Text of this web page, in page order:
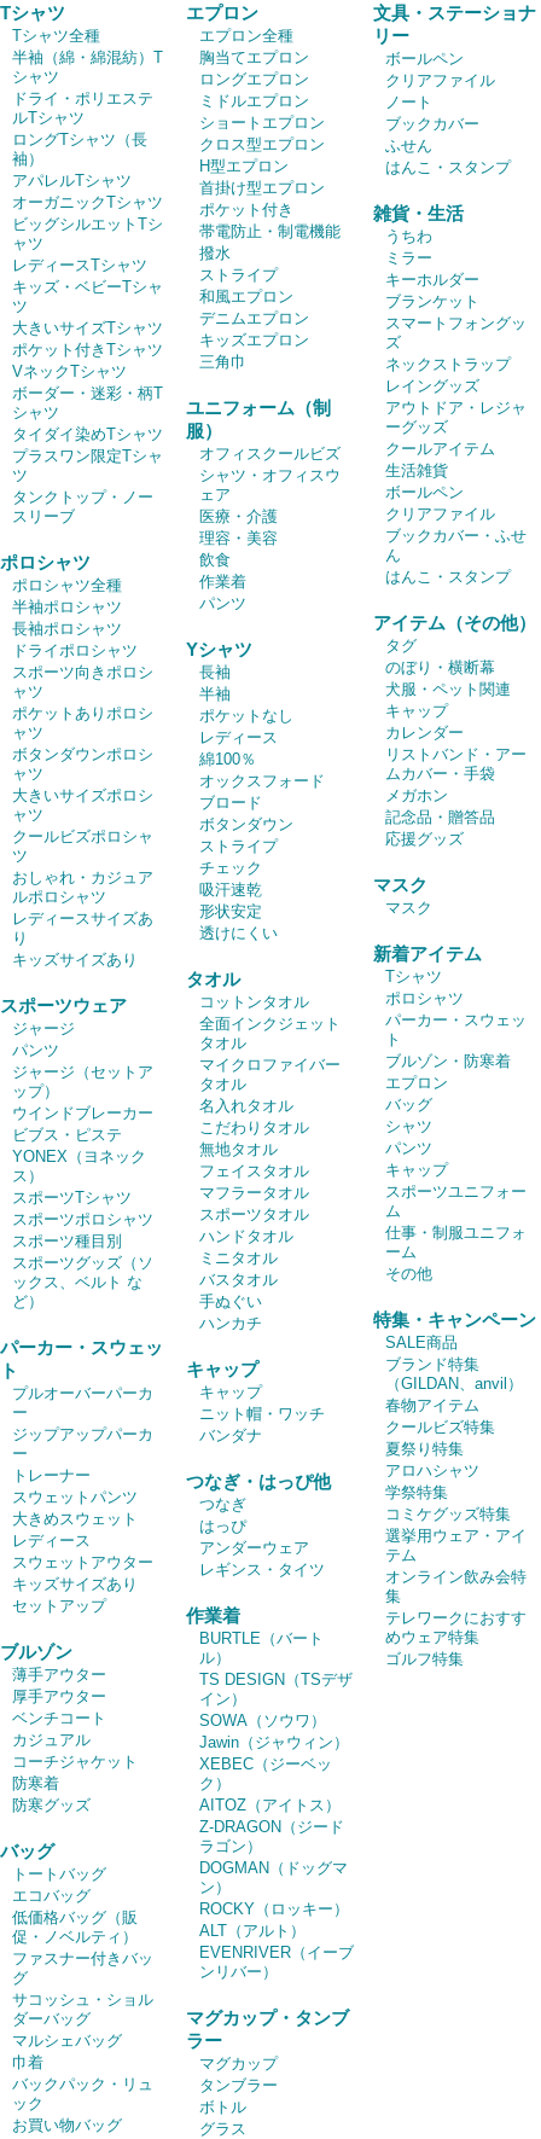
Tシャツ
Tシャツ全種
半袖（綿・綿混紡）T
シャツ
ドライ・ポリエステ
ルTシャツ
ロングTシャツ（長
袖）
アパレルTシャツ
オーガニックTシャツ
ビッグシルエットTシ
ャツ
レディースTシャツ
キッズ・ベビーTシャ
ツ
大きいサイズTシャツ
ポケット付きTシャツ
VネックTシャツ
ボーダー・迷彩・柄T
シャツ
タイダイ染めTシャツ
プラスワン限定Tシャ
ツ
タンクトップ・ノー
スリーブ
ポロシャツ
ポロシャツ全種
半袖ポロシャツ
長袖ポロシャツ
ドライポロシャツ
スポーツ向きポロシ
ャツ
ポケットありポロシ
ャツ
ボタンダウンポロシ
ャツ
大きいサイズポロシ
ャツ
クールビズポロシャ
ツ
おしゃれ・カジュア
ルポロシャツ
レディースサイズあ
り
キッズサイズあり
スポーツウェア
ジャージ
パンツ
ジャージ（セットア
ップ）
ウインドブレーカー
ビブス・ピステ
YONEX（ヨネック
ス）
スポーツTシャツ
スポーツポロシャツ
スポーツ種目別
スポーツグッズ（ソ
ックス、ベルト な
ど）
パーカー・スウェッ
ト
プルオーバーパーカ
ー
ジップアップパーカ
ー
トレーナー
スウェットパンツ
大きめスウェット
レディース
スウェットアウター
キッズサイズあり
セットアップ
ブルゾン
薄手アウター
厚手アウター
ベンチコート
カジュアル
コーチジャケット
防寒着
防寒グッズ
バッグ
トートバッグ
エコバッグ
低価格バッグ（販
促・ノベルティ）
ファスナー付きバッ
グ
サコッシュ・ショル
ダーバッグ
マルシェバッグ
巾着
バックパック・リュ
ック
お買い物バッグ
エプロン
エプロン全種
胸当てエプロン
ロングエプロン
ミドルエプロン
ショートエプロン
クロス型エプロン
H型エプロン
首掛け型エプロン
ポケット付き
帯電防止・制電機能
撥水
ストライプ
和風エプロン
デニムエプロン
キッズエプロン
三角巾
ユニフォーム（制
服）
オフィスクールビズ
シャツ・オフィスウ
ェア
医療・介護
理容・美容
飲食
作業着
パンツ
Yシャツ
長袖
半袖
ポケットなし
レディース
綿100％
オックスフォード
ブロード
ボタンダウン
ストライプ
チェック
吸汗速乾
形状安定
透けにくい
タオル
コットンタオル
全面インクジェット
タオル
マイクロファイバー
タオル
名入れタオル
こだわりタオル
無地タオル
フェイスタオル
マフラータオル
スポーツタオル
ハンドタオル
ミニタオル
バスタオル
手ぬぐい
ハンカチ
キャップ
キャップ
ニット帽・ワッチ
バンダナ
つなぎ・はっぴ他
つなぎ
はっぴ
アンダーウェア
レギンス・タイツ
作業着
BURTLE（バート
ル）
TS DESIGN（TSデザ
イン）
SOWA（ソウワ）
Jawin（ジャウィン）
XEBEC（ジーベッ
ク）
AITOZ（アイトス）
Z-DRAGON（ジード
ラゴン）
DOGMAN（ドッグマ
ン）
ROCKY（ロッキー）
ALT（アルト）
EVENRIVER（イーブ
ンリバー）
マグカップ・タンブ
ラー
マグカップ
タンブラー
ボトル
グラス
文具・ステーショナ
リー
ボールペン
クリアファイル
ノート
ブックカバー
ふせん
はんこ・スタンプ
雑貨・生活
うちわ
ミラー
キーホルダー
ブランケット
スマートフォングッ
ズ
ネックストラップ
レイングッズ
アウトドア・レジャ
ーグッズ
クールアイテム
生活雑貨
ボールペン
クリアファイル
ブックカバー・ふせ
ん
はんこ・スタンプ
アイテム（その他）
タグ
のぼり・横断幕
犬服・ペット関連
キャップ
カレンダー
リストバンド・アー
ムカバー・手袋
メガホン
記念品・贈答品
応援グッズ
マスク
マスク
新着アイテム
Tシャツ
ポロシャツ
パーカー・スウェッ
ト
ブルゾン・防寒着
エプロン
バッグ
シャツ
パンツ
キャップ
スポーツユニフォー
ム
仕事・制服ユニフォ
ーム
その他
特集・キャンペーン
SALE商品
ブランド特集
（GILDAN、anvil）
春物アイテム
クールビズ特集
夏祭り特集
アロハシャツ
学祭特集
コミケグッズ特集
選挙用ウェア・アイ
テム
オンライン飲み会特
集
テレワークにおすす
めウェア特集
ゴルフ特集